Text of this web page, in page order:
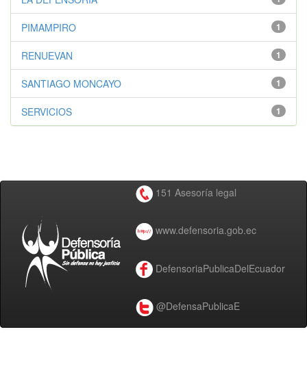
1
PIMAMPIRO
1
RENUEVAN
1
SANTIAGO MONCAYO
1
SERVICIOS
151 Asesoría legal
www.defensoria.gob.ec
DefensoriaPublicaDelEcuador
@DefensaPublicaE